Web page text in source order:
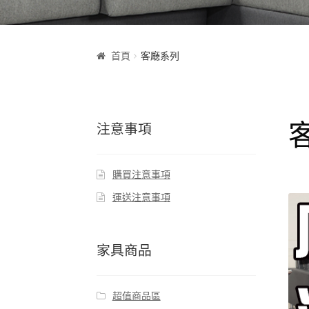
首頁 客廰系列
注意事項
購買注意事項
運送注意事項
家具商品
超值商品區